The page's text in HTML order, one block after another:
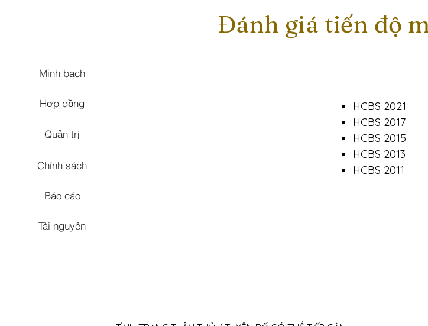
Minh bạch
Hợp đồng
Quản trị
Chính sách
Báo cáo
Tài nguyên
Đánh giá tiến độ
HCBS 2021
HCBS 2017
HCBS 2015
HCBS 2013
HCBS 2011